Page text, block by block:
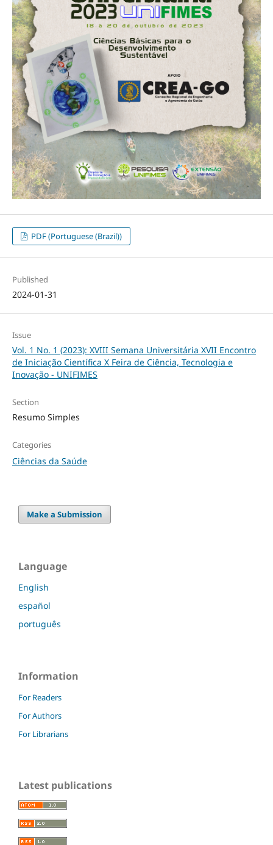
PDF (Portuguese (Brazil))
Published
2024-01-31
Issue
Vol. 1 No. 1 (2023): XVIII Semana Universitária XVII Encontro
de Iniciação Científica X Feira de Ciência, Tecnologia e
Inovação - UNIFIMES
Section
Resumo Simples
Categories
Ciências da Saúde
Make a Submission
Language
English
español
português
Information
For Readers
For Authors
For Librarians
Latest publications